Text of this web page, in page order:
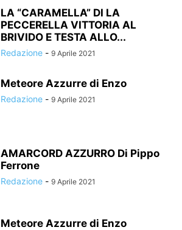
LA “CARAMELLA” DI LA
PECCERELLA VITTORIA AL
BRIVIDO E TESTA ALLO...
Redazione - 9 Aprile 2021
Meteore Azzurre di Enzo
Redazione - 9 Aprile 2021
AMARCORD AZZURRO Di Pippo
Ferrone
Redazione - 9 Aprile 2021
Meteore Azzurre di Enzo